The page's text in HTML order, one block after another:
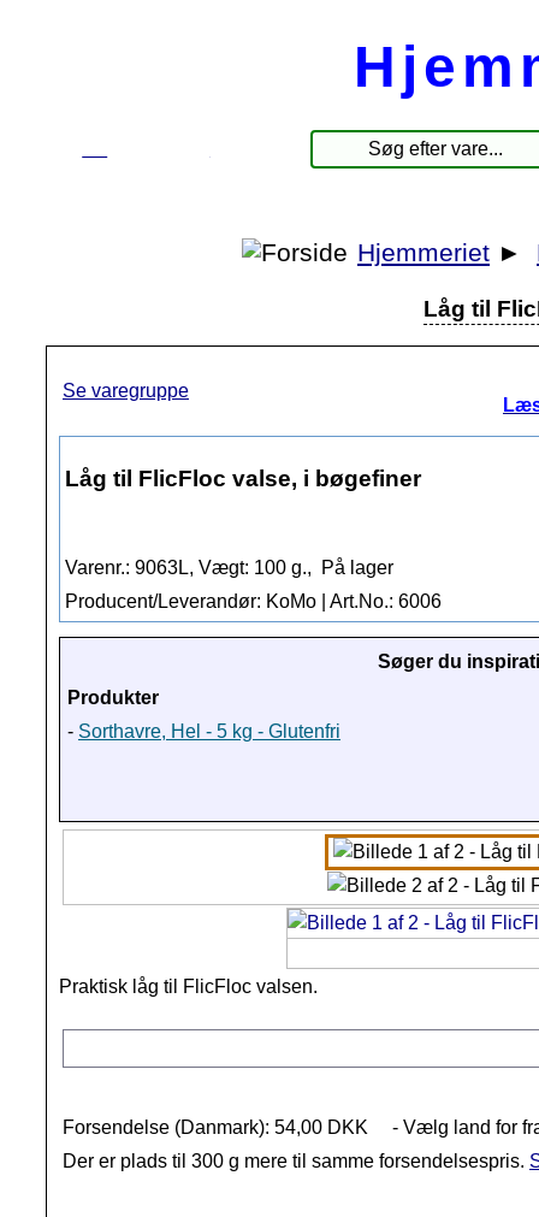
Hjemmeriet ►
Låg til
Se varegruppe
Låg til FlicFloc valse, i bøgefiner
Varenr.: 9063L, Vægt: 100 g.,
På lager
Producent/Leverandør: KoMo | Art.No.: 6006
Søger du
Produkter
- Sorthavre, Hel - 5 kg - Glutenfri
Praktisk låg til FlicFloc valsen.
Forsendelse (Danmark): 54,00 DKK
- Vælg land for
Der er plads til 300 g mere til samme forsendelsespris.